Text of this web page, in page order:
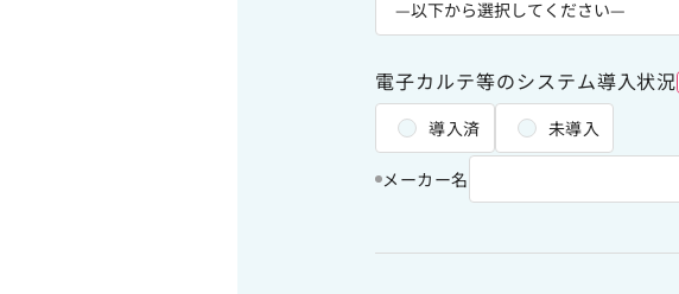
電子カルテ等のシステム導入状況
導入済
未導入
メーカー名